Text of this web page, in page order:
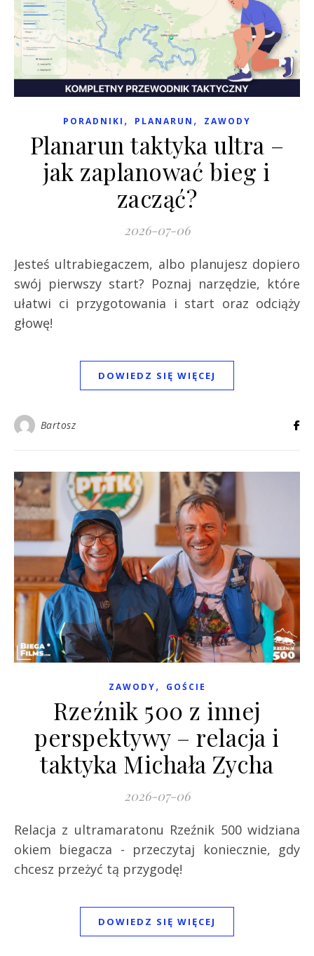
PORADNIKI , PLANARUN , ZAWODY
Planarun taktyka ultra –
jak zaplanować bieg i
zacząć?
2026-07-06
Jesteś ultrabiegaczem, albo planujesz dopiero
swój pierwszy start? Poznaj narzędzie, które
ułatwi ci przygotowania i start oraz odciąży
głowę!
DOWIEDZ SIĘ WIĘCEJ
Bartosz
ZAWODY, GOŚCIE
Rzeźnik 500 z innej
perspektywy – relacja i
taktyka Michała Zycha
2026-07-06
Relacja z ultramaratonu Rzeźnik 500 widziana
okiem biegacza - przeczytaj koniecznie, gdy
chcesz przeżyć tą przygodę!
DOWIEDZ SIĘ WIĘCEJ